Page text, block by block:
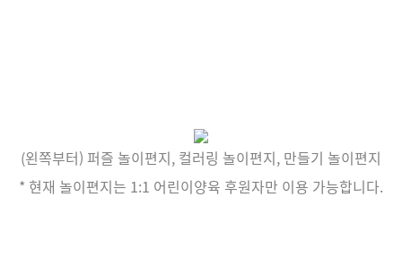
(왼쪽부터) 퍼즐 놀이편지, 컬러링 놀이편지, 만들기 놀이편지
* 현재 놀이편지는 1:1 어린이양육 후원자만 이용 가능합니다.